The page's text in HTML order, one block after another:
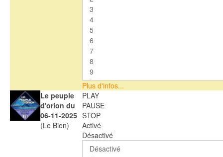
Plus d'infos...
Le peuple
d'orion du
06-11-2025
(Le Bien)
PLAY
PAUSE
STOP
Activé
Désactivé